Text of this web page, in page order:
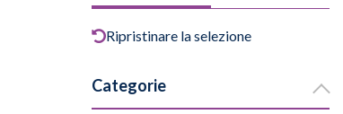
Ripristinare la selezione
Categorie